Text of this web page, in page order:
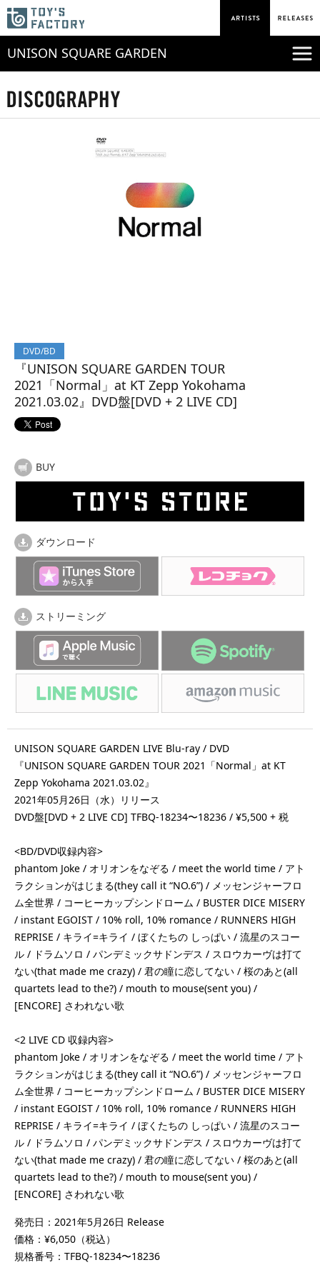
UNISON SQUARE GARDEN
DVD/BD
『UNISON SQUARE GARDEN TOUR
2021「Normal」at KT Zepp Yokohama
2021.03.02』DVD盤[DVD + 2 LIVE CD]
BUY
ダウンロード
ストリーミング
UNISON SQUARE GARDEN LIVE Blu-ray / DVD
『UNISON SQUARE GARDEN TOUR 2021「Normal」at KT
Zepp Yokohama 2021.03.02』
2021年05月26日（水）リリース
DVD盤[DVD + 2 LIVE CD] TFBQ-18234〜18236 / ¥5,500 + 税
<BD/DVD収録内容>
phantom Joke / オリオンをなぞる / meet the world time / アト
ラクションがはじまる(they call it “NO.6”) / メッセンジャーフロ
ム全世界 / コーヒーカップシンドローム / BUSTER DICE MISERY
/ instant EGOIST / 10% roll, 10% romance / RUNNERS HIGH
REPRISE / キライ=キライ / ぼくたちの しっぱい / 流星のスコー
ル / ドラムソロ / パンデミックサドンデス / スロウカーヴは打て
ない(that made me crazy) / 君の瞳に恋してない / 桜のあと(all
quartets lead to the?) / mouth to mouse(sent you) /
[ENCORE] さわれない歌
<2 LIVE CD 収録内容>
phantom Joke / オリオンをなぞる / meet the world time / アト
ラクションがはじまる(they call it “NO.6”) / メッセンジャーフロ
ム全世界 / コーヒーカップシンドローム / BUSTER DICE MISERY
/ instant EGOIST / 10% roll, 10% romance / RUNNERS HIGH
REPRISE / キライ=キライ / ぼくたちの しっぱい / 流星のスコー
ル / ドラムソロ / パンデミックサドンデス / スロウカーヴは打て
ない(that made me crazy) / 君の瞳に恋してない / 桜のあと(all
quartets lead to the?) / mouth to mouse(sent you) /
[ENCORE] さわれない歌
発売日：2021年5月26日 Release
価格：¥6,050（税込）
規格番号：TFBQ-18234〜18236